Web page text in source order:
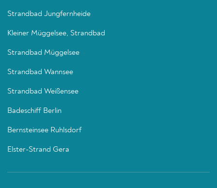
Strandbad Jungfernheide
Kleiner Müggelsee, Strandbad
Strandbad Müggelsee
Strandbad Wannsee
Strandbad Weißensee
Badeschiff Berlin
Bernsteinsee Ruhlsdorf
Elster-Strand Gera